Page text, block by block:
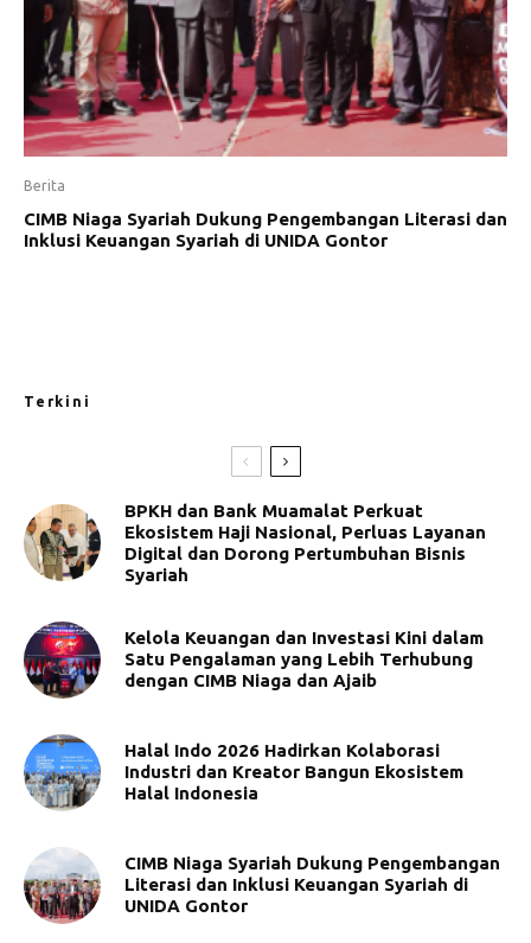
Berita
CIMB Niaga Syariah Dukung Pengembangan Literasi dan
Inklusi Keuangan Syariah di UNIDA Gontor
Terkini
BPKH dan Bank Muamalat Perkuat
Ekosistem Haji Nasional, Perluas Layanan
Digital dan Dorong Pertumbuhan Bisnis
Syariah
Kelola Keuangan dan Investasi Kini dalam
Satu Pengalaman yang Lebih Terhubung
dengan CIMB Niaga dan Ajaib
Halal Indo 2026 Hadirkan Kolaborasi
Industri dan Kreator Bangun Ekosistem
Halal Indonesia
CIMB Niaga Syariah Dukung Pengembangan
Literasi dan Inklusi Keuangan Syariah di
UNIDA Gontor